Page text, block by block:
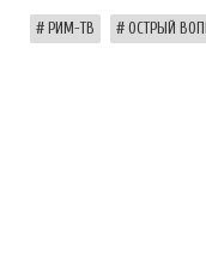
РИМ-ТВ ОСТРЫЙ